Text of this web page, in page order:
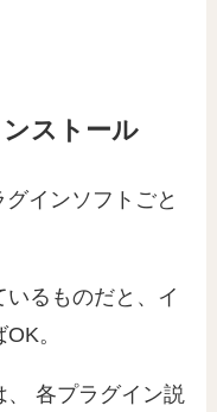
ストール
インソフトごと
るものだと、イ
。
、 各プラグイン説